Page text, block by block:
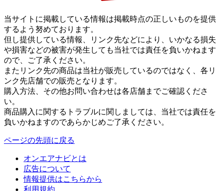
当サイトに掲載している情報は掲載時点の正しいものを提供
するよう努めております。
但し提供している情報、リンク先などにより、いかなる損失
や損害などの被害が発生しても当社では責任を負いかねます
ので、ご了承ください。
またリンク先の商品は当社が販売しているのではなく、各リ
ンク先店舗での販売となります。
購入方法、その他お問い合わせは各店舗までご確認くださ
い。
商品購入に関するトラブルに関しましては、当社では責任を
負いかねますのであらかじめご了承ください。
ページの先頭に戻る
オンエアナビとは
広告について
情報提供はこちらから